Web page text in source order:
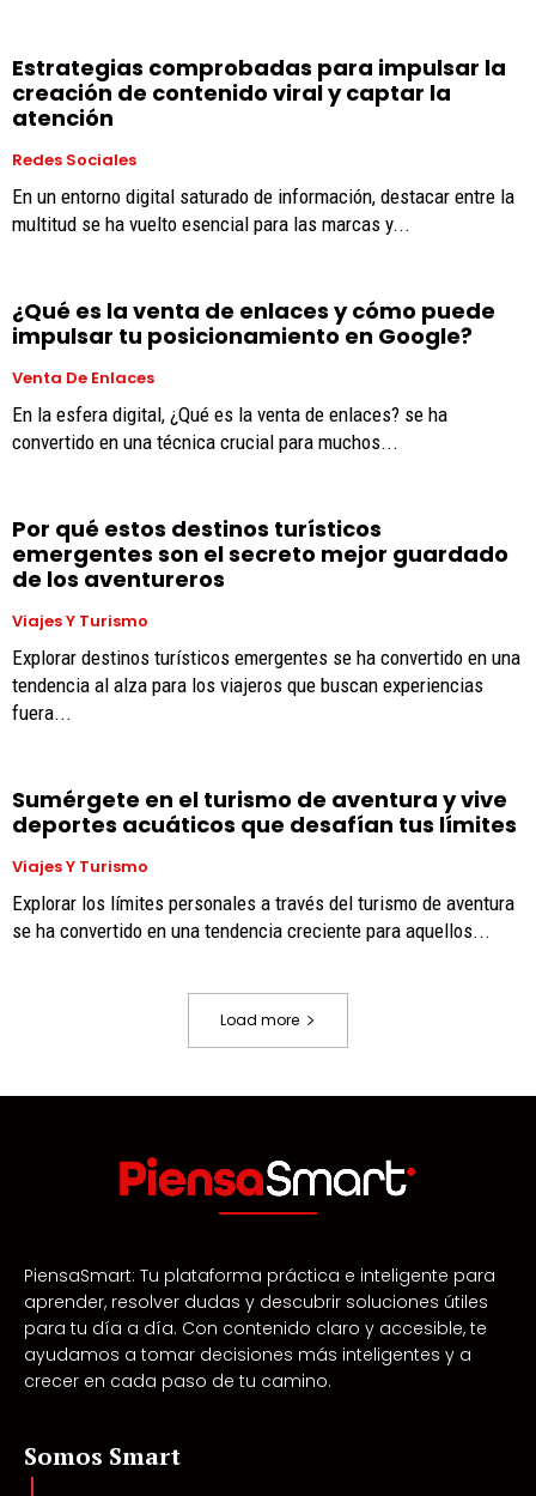
Estrategias comprobadas para impulsar la
creación de contenido viral y captar la
atención
Redes Sociales
En un entorno digital saturado de información, destacar entre la
multitud se ha vuelto esencial para las marcas y...
¿Qué es la venta de enlaces y cómo puede
impulsar tu posicionamiento en Google?
Venta De Enlaces
En la esfera digital, ¿Qué es la venta de enlaces? se ha
convertido en una técnica crucial para muchos...
Por qué estos destinos turísticos
emergentes son el secreto mejor guardado
de los aventureros
Viajes Y Turismo
Explorar destinos turísticos emergentes se ha convertido en una
tendencia al alza para los viajeros que buscan experiencias
fuera...
Sumérgete en el turismo de aventura y vive
deportes acuáticos que desafían tus límites
Viajes Y Turismo
Explorar los límites personales a través del turismo de aventura
se ha convertido en una tendencia creciente para aquellos...
Load more
PiensaSmart: Tu plataforma práctica e inteligente para
aprender, resolver dudas y descubrir soluciones útiles
para tu día a día. Con contenido claro y accesible, te
ayudamos a tomar decisiones más inteligentes y a
crecer en cada paso de tu camino.
Somos Smart